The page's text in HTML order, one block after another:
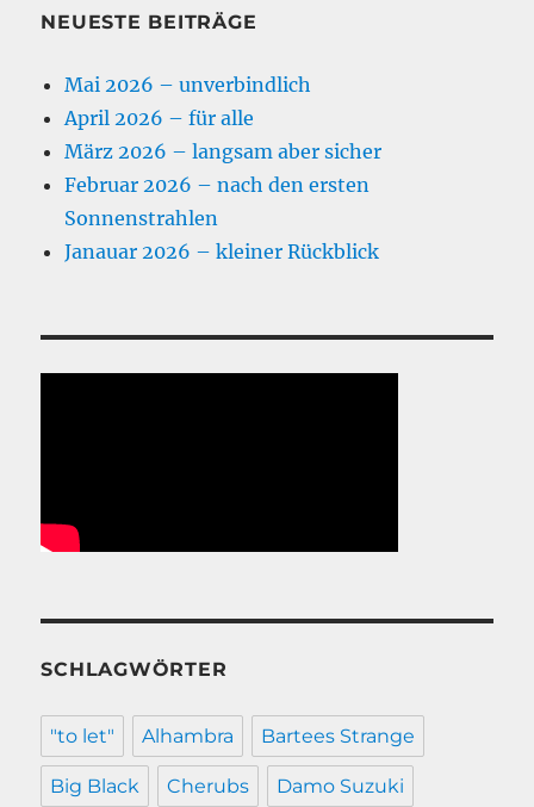
NEUESTE BEITRÄGE
Mai 2026 – unverbindlich
April 2026 – für alle
März 2026 – langsam aber sicher
Februar 2026 – nach den ersten
Sonnenstrahlen
Janauar 2026 – kleiner Rückblick
SCHLAGWÖRTER
"to let" Alhambra Bartees Strange
Big Black Cherubs Damo Suzuki